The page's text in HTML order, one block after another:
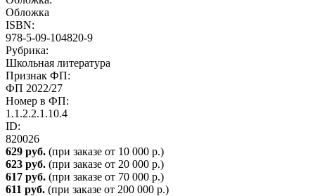
Обложка
ISBN:
978-5-09-104820-9
Рубрика:
Школьная литература
Признак ФП:
ФП 2022/27
Номер в ФП:
1.1.2.2.1.10.4
ID:
820026
629 руб. (при заказе от 10 000 р.)
623 руб. (при заказе от 20 000 р.)
617 руб. (при заказе от 70 000 р.)
611 руб. (при заказе от 200 000 р.)